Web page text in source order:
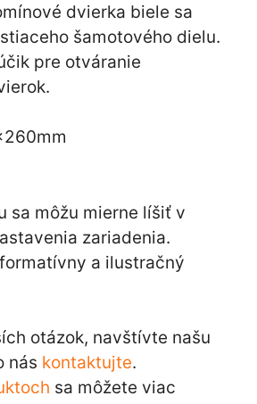
dvierka biele sa
šamotového dielu.
pre otváranie
sa môžu mierne líšiť v
zariadenia.
a ilustračný
otázok, navštívte našu
nás kontaktujte.
sa môžete viac